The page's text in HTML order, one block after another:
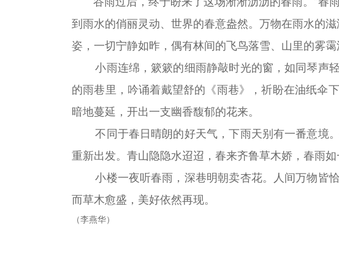
到雨水的俏丽灵动、世界的春意盎然。万物在雨水的
姿，一切宁静如昨，偶有林间的飞鸟落雪、山里的雾
小雨连绵，簌簌的细雨静敲时光的窗，如同琴声
的雨巷里，吟诵着戴望舒的《雨巷》，祈盼在油纸伞
暗地蔓延，开出一支幽香馥郁的花来。
不同于春日晴朗的好天气，下雨天别有一番意境
重新出发。青山隐隐水迢迢，春来齐鲁草木娇，春雨
小楼一夜听春雨，深巷明朝卖杏花。人间万物皆
而草木愈盛，美好依然再现。
（李燕华）